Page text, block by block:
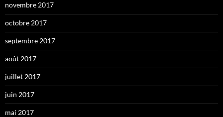
novembre 2017
octobre 2017
septembre 2017
août 2017
juillet 2017
juin 2017
mai 2017